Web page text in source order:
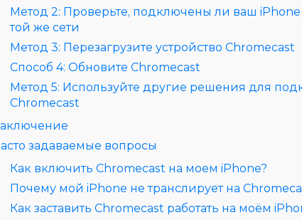
Метод 2: Проверьте, подключены ли ваш
той же сети
Метод 3: Перезагрузите устройство Chromecast
Способ 4: Обновите Chromecast
Метод 5: Используйте другие решения для
Chromecast
задаваемые вопросы
Как включить Chromecast на моем iPhone?
Почему мой iPhone не транслирует на
Как заставить Chromecast работать на моём